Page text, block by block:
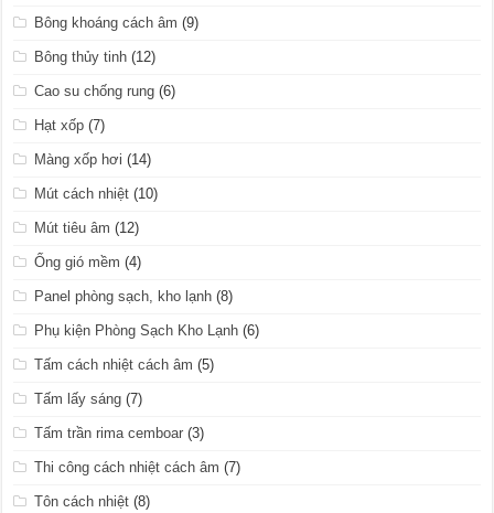
Bông khoáng cách âm (9)
Bông thủy tinh (12)
Cao su chống rung (6)
Hạt xốp (7)
Màng xốp hơi (14)
Mút cách nhiệt (10)
Mút tiêu âm (12)
Ống gió mềm (4)
Panel phòng sạch, kho lạnh (8)
Phụ kiện Phòng Sạch Kho Lạnh (6)
Tấm cách nhiệt cách âm (5)
Tấm lấy sáng (7)
Tấm trần rima cemboar (3)
Thi công cách nhiệt cách âm (7)
Tôn cách nhiệt (8)